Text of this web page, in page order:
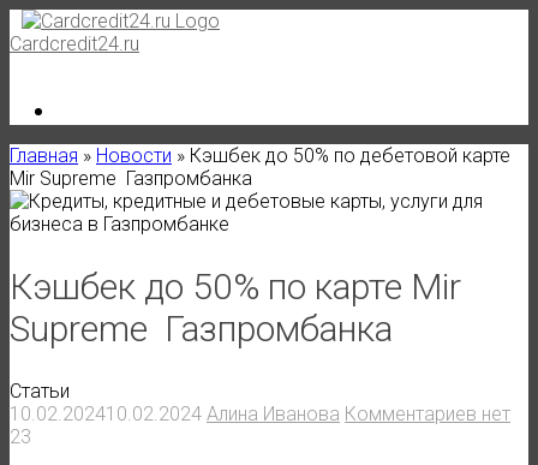
Skip
to
Cardcredit24.ru
Главная » Новости » Кэшбек до 50% по дебетовой карте
Mir Supreme Газпромбанка
Кэшбек до 50% по карте Mir
Supreme Газпромбанка
Статьи
10.02.202410.02.2024 Алина Иванова Комментариев нет
23